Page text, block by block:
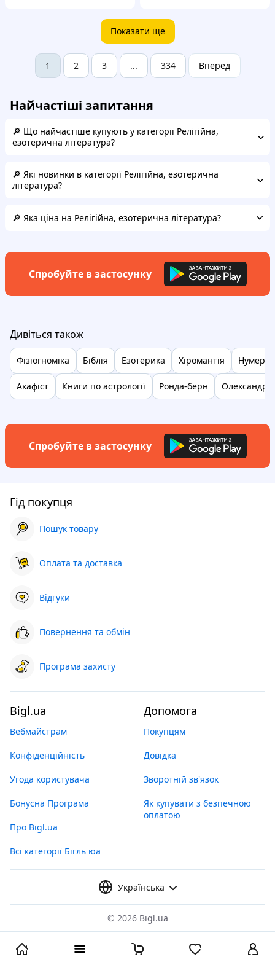
Показати ще
1 2 3 ... 334 Вперед
Найчастіші запитання
🔎 Що найчастіше купують у категорії Релігійна,
езотерична література?
🔎 Які новинки в категорії Релігійна, езотерична
література?
🔎 Яка ціна на Релігійна, езотерична література?
Спробуйте в застосунку
Дивіться також
Фізіогноміка Біблія Езотерика Хіромантія
Акафіст Книги по астрології Ронда-берн Олександр
Спробуйте в застосунку
Гід покупця
Пошук товару
Оплата та доставка
Відгуки
Повернення та обмін
Програма захисту
Bigl.ua
Вебмайстрам
Конфіденційність
Угода користувача
Бонусна Програма
Про Bigl.ua
Всі категорії Бігль юа
Допомога
Покупцям
Довідка
Зворотній зв'язок
Як купувати з безпечною
оплатою
Українська
© 2026 Bigl.ua